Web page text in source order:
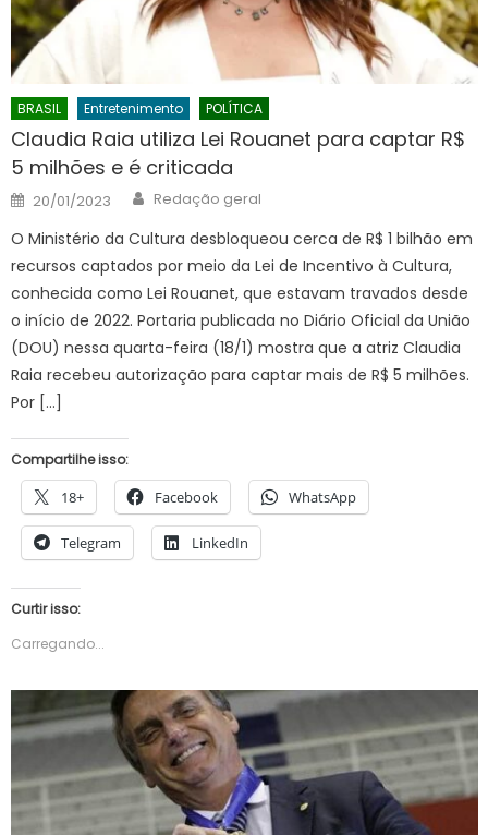
BRASIL Entretenimento POLÍTICA
Claudia Raia utiliza Lei Rouanet para captar R$
5 milhões e é criticada
Posted
on
20/01/2023 Author
Redação geral
O Ministério da Cultura desbloqueou cerca de R$ 1 bilhão em
recursos captados por meio da Lei de Incentivo à Cultura,
conhecida como Lei Rouanet, que estavam travados desde
o início de 2022. Portaria publicada no Diário Oficial da União
(DOU) nessa quarta-feira (18/1) mostra que a atriz Claudia
Raia recebeu autorização para captar mais de R$ 5 milhões.
Por […]
Compartilhe isso:
18+ Facebook WhatsApp
Telegram LinkedIn
Curtir isso:
Carregando...